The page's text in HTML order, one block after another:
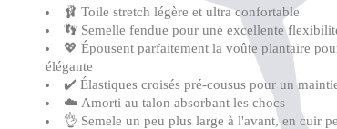
🩰 Toile stretch légère et ultra confortable
👣 Semelle fendue pour une excellente
💖 Épousent parfaitement la voûte plantaire
élégante
✔️ Élastiques croisés pré-cousus pour un
☁️ Amorti au talon absorbant les chocs
👌 Semele un peu plus large à l'avant, en cuir